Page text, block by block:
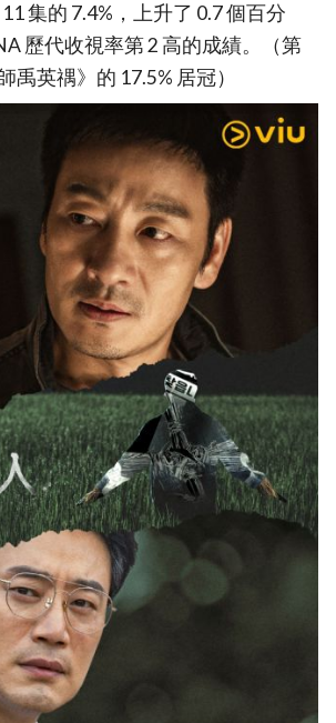
集的 7.4%，上升了 0.7 個百分
歷代收視率第 2 高的成績。（第
禹英禑》的 17.5% 居冠）